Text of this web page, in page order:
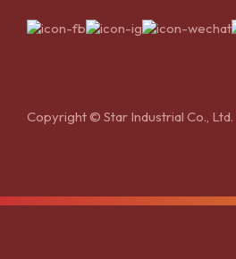
Copyright © Star Industrial Co.,